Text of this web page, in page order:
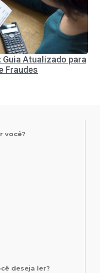
Atualizado para
Fraudes
você?
deseja ler?